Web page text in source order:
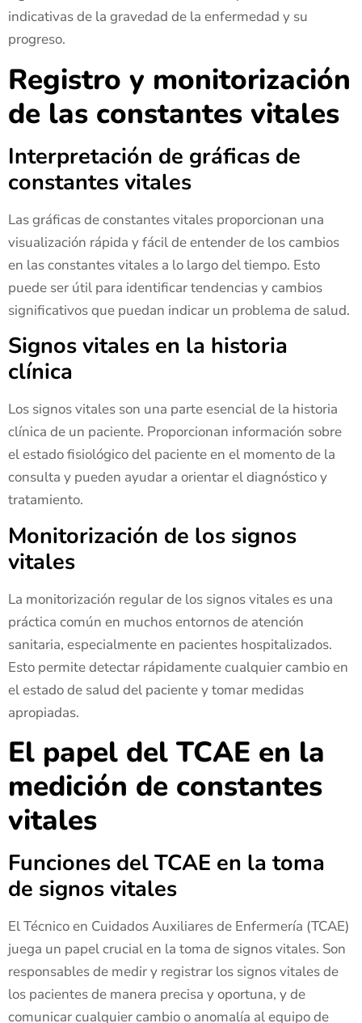
indicativas de la gravedad de la enfermedad y su
progreso.
Registro y monitorización
de las constantes vitales
Interpretación de gráficas de
constantes vitales
Las gráficas de constantes vitales proporcionan una
visualización rápida y fácil de entender de los cambios
en las constantes vitales a lo largo del tiempo. Esto
puede ser útil para identificar tendencias y cambios
significativos que puedan indicar un problema de salud.
Signos vitales en la historia
clínica
Los signos vitales son una parte esencial de la historia
clínica de un paciente. Proporcionan información sobre
el estado fisiológico del paciente en el momento de la
consulta y pueden ayudar a orientar el diagnóstico y
tratamiento.
Monitorización de los signos
vitales
La monitorización regular de los signos vitales es una
práctica común en muchos entornos de atención
sanitaria, especialmente en pacientes hospitalizados.
Esto permite detectar rápidamente cualquier cambio en
el estado de salud del paciente y tomar medidas
apropiadas.
El papel del TCAE en la
medición de constantes
vitales
Funciones del TCAE en la toma
de signos vitales
El Técnico en Cuidados Auxiliares de Enfermería (TCAE)
juega un papel crucial en la toma de signos vitales. Son
responsables de medir y registrar los signos vitales de
los pacientes de manera precisa y oportuna, y de
comunicar cualquier cambio o anomalía al equipo de